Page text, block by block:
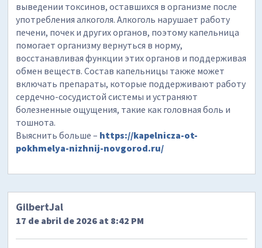
выведении токсинов, оставшихся в организме после
употребления алкоголя. Алкоголь нарушает работу
печени, почек и других органов, поэтому капельница
помогает организму вернуться в норму,
восстанавливая функции этих органов и поддерживая
обмен веществ. Состав капельницы также может
включать препараты, которые поддерживают работу
сердечно-сосудистой системы и устраняют
болезненные ощущения, такие как головная боль и
тошнота.
Выяснить больше – https://kapelnicza-ot-
pokhmelya-nizhnij-novgorod.ru/
GilbertJal
17 de abril de 2026 at 8:42 PM